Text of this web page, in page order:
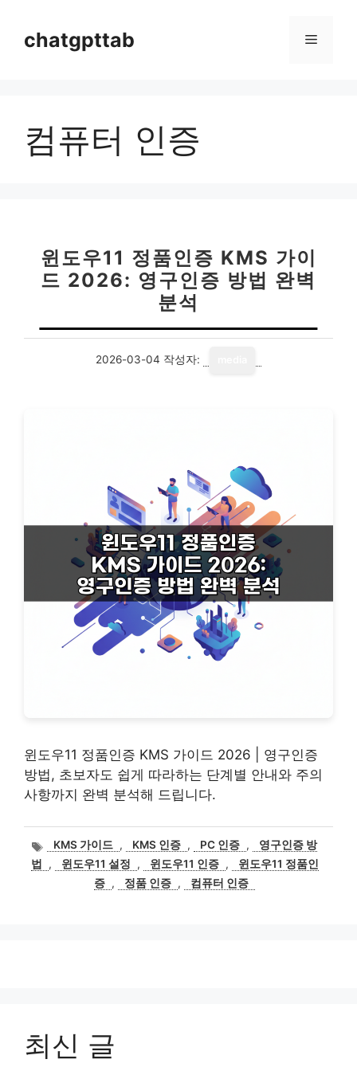
chatgpttab 메
컴퓨터 인증
윈도우11 정품인증 KMS 가이
드 2026: 영구인증 방법 완벽
분석
2026-03-04 작성자:
윈도우11 정품인증 KMS 가이드 2026 | 영구인증
방법, 초보자도 쉽게 따라하는 단계별 안내와 주의
사항까지 완벽 분석해 드립니다.
태KMS 가이드 , KMS 인증 , PC 인증 ,
영구인증 방
법
, 윈도우11 설정 , 윈도우11 인증 ,
윈도우11 정품인
증 , 정품 인증 , 컴퓨터 인증
최신 글